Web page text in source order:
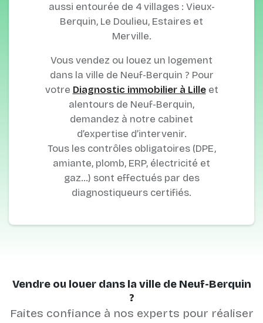
aussi entourée de 4 villages : Vieux-
Berquin, Le Doulieu, Estaires et
Merville.
Vous vendez ou louez un logement
dans la ville de Neuf-Berquin ? Pour
votre Diagnostic immobilier à Lilleet
alentours de Neuf-Berquin,
demandez à notre cabinet
d’expertise d’intervenir.
Tous les contrôles obligatoires (DPE,
amiante, plomb, ERP, électricité et
gaz…) sont effectués par des
diagnostiqueurs certifiés.
Vendre ou louer dans la ville de Neuf-Berquin
?
Faites confiance à nos experts pour réaliser